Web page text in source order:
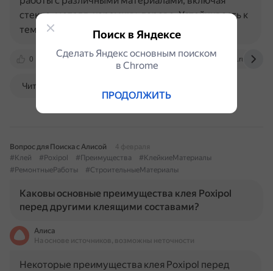
0 m-strana.ru glotrade.ru www.epool.ru
стекло, металл, керамику, дерево. Устойчивость к
температурным…
Читать далее
Вопрос для Поиска с Алисой
4 февраля
#Клей
#Poxipol #Преимущества
#КлейкиеМатериалы
#РемонтныеРаботы
#СтроительныеМатериалы
Каковы основные преимущества клея Poxipol
перед другими клеящими составами?
Алиса
На основе источников, возможны неточности
Некоторые преимущества клея Poxipol перед
Поиск в Яндексе
Сделать Яндекс основным поиском
в Сhrome
ПРОДОЛЖИТЬ